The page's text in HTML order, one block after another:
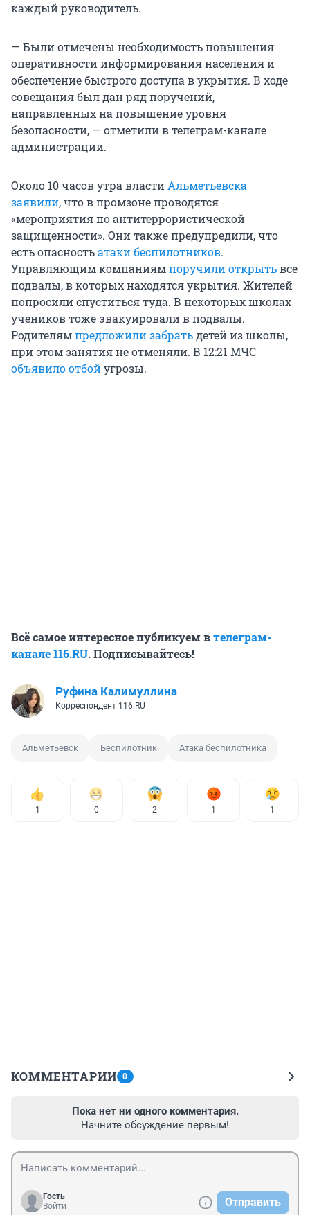
каждый руководитель.
— Были отмечены необходимость повышения
оперативности информирования населения и
обеспечение быстрого доступа в укрытия. В ходе
совещания был дан ряд поручений,
направленных на повышение уровня
безопасности, — отметили в телеграм-канале
администрации.
Около 10 часов утра власти Альметьевска
заявили, что в промзоне проводятся
«мероприятия по антитеррористической
защищенности». Они также предупредили, что
есть опасностьатаки беспилотников.
Управляющим компаниямпоручили открытьвсе
подвалы, в которых находятся укрытия. Жителей
попросили спуститься туда. В некоторых школах
учеников тоже эвакуировали в подвалы.
Родителямпредложили забратьдетей из школы,
при этом занятия не отменяли. В 12:21 МЧС
объявило отбойугрозы.
Всё самое интересное публикуем втелеграм-
канале 116.RU. Подписывайтесь!
Руфина Калимуллина
Корреспондент 116.RU
Альметьевск Беспилотник Атака беспилотника
1 0 2 1 1
КОММЕНТАРИИ 0
Пока нет ни одного комментария.
Начните обсуждение первым!
Гость
Войти
Отправить